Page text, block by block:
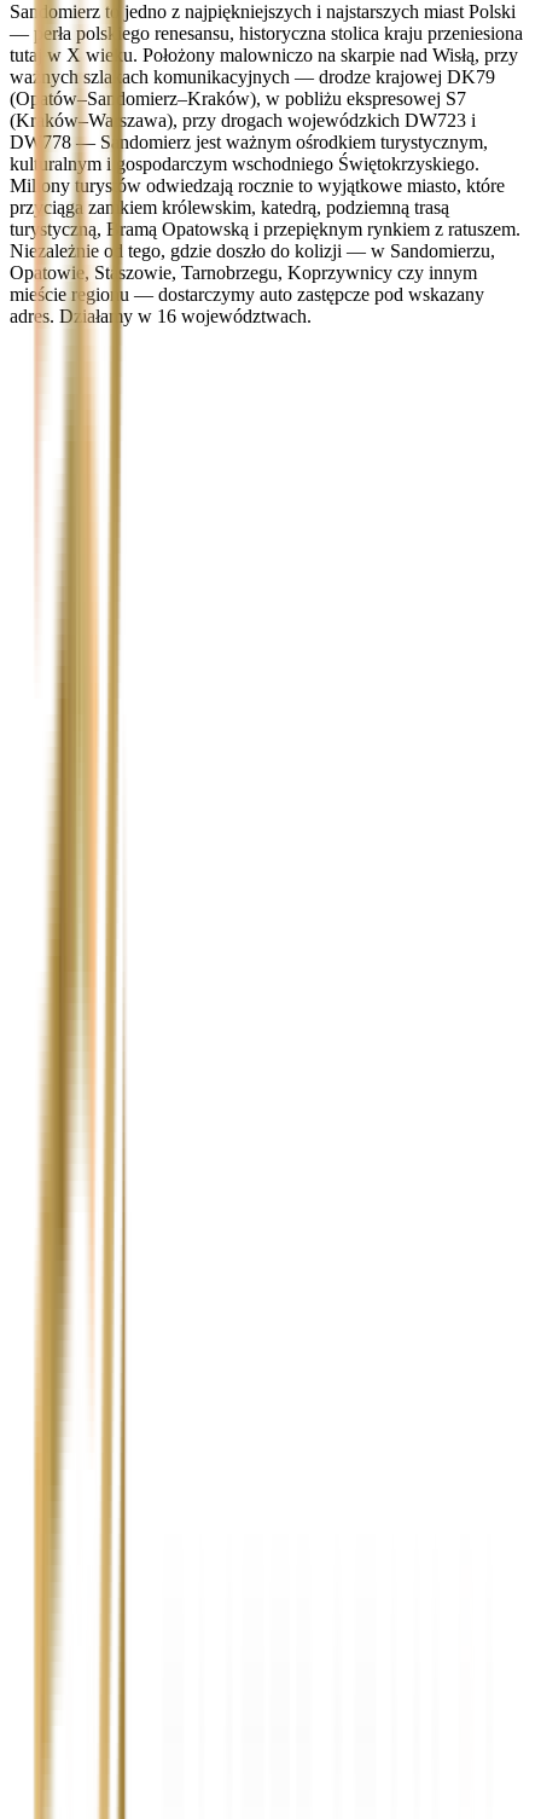
Sandomierz to jedno z najpiękniejszych i najstarszych miast Polski
— perła polskiego renesansu, historyczna stolica kraju przeniesiona
tutaj w X wieku. Położony malowniczo na skarpie nad Wisłą, przy
ważnych szlakach komunikacyjnych — drodze krajowej DK79
(Opatów–Sandomierz–Kraków), w pobliżu ekspresowej S7
(Kraków–Warszawa), przy drogach wojewódzkich DW723 i
DW778 — Sandomierz jest ważnym ośrodkiem turystycznym,
kulturalnym i gospodarczym wschodniego Świętokrzyskiego.
Miliony turystów odwiedzają rocznie to wyjątkowe miasto, które
przyciąga zamkiem królewskim, katedrą, podziemną trasą
turystyczną, Bramą Opatowską i przepięknym rynkiem z ratuszem.
Niezależnie od tego, gdzie doszło do kolizji — w Sandomierzu,
Opatowie, Staszowie, Tarnobrzegu, Koprzywnicy czy innym
mieście regionu — dostarczymy auto zastępcze pod wskazany
adres. Działamy w 16 województwach.